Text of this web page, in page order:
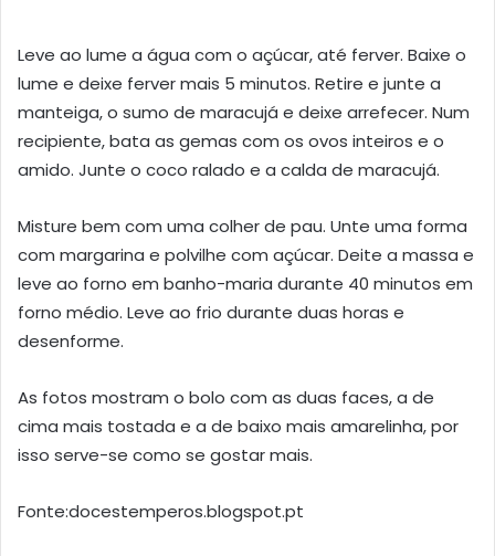
Leve ao lume a água com o açúcar, até ferver. Baixe o
lume e deixe ferver mais 5 minutos. Retire e junte a
manteiga, o sumo de maracujá e deixe arrefecer. Num
recipiente, bata as gemas com os ovos inteiros e o
amido. Junte o coco ralado e a calda de maracujá.
Misture bem com uma colher de pau. Unte uma forma
com margarina e polvilhe com açúcar. Deite a massa e
leve ao forno em banho-maria durante 40 minutos em
forno médio. Leve ao frio durante duas horas e
desenforme.
As fotos mostram o bolo com as duas faces, a de
cima mais tostada e a de baixo mais amarelinha, por
isso serve-se como se gostar mais.
Fonte:docestemperos.blogspot.pt